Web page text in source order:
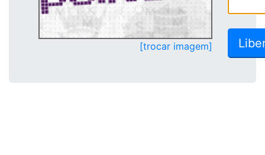
[trocar imagem]